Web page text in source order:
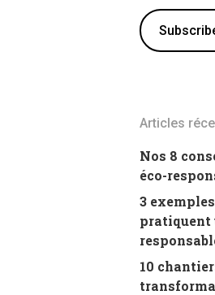
Articles
Nos 8
éco-
3
pratiquent
10